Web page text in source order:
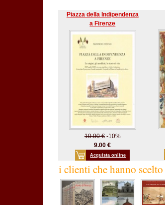
Piazza della Indipendenza
a Firenze
10.00 €-10%
9.00 €
Acquista online
i clienti che hanno scelto